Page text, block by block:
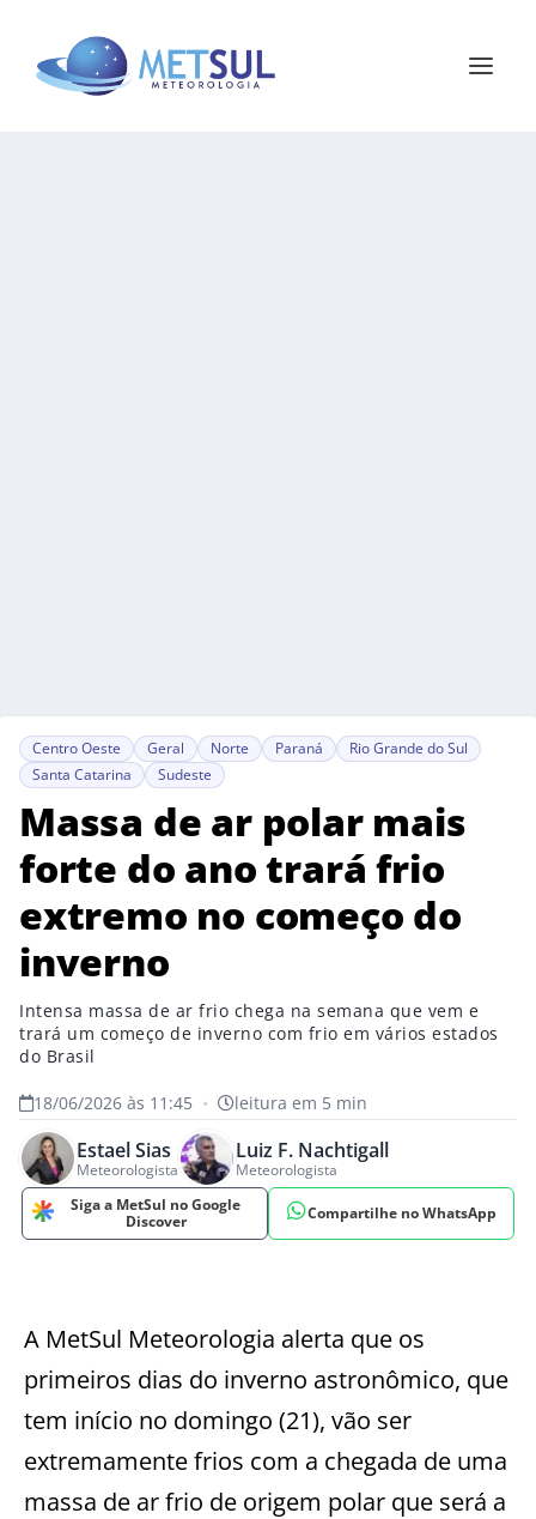
Centro Oeste Geral Norte Paraná
Rio Grande do Sul
Santa Catarina
Sudeste
Massa de ar polar mais
forte do ano trará frio
extremo no começo do
inverno
Intensa massa de ar frio chega na semana que vem e
trará um começo de inverno com frio em vários estados
do Brasil
18/06/2026 às 11:45 • leitura em 5 min
Estael Sias
Meteorologista
Luiz F. Nachtigall
Meteorologista
Siga a MetSul no Google
Discover
Compartilhe no WhatsApp
A MetSul Meteorologia alerta que os
primeiros dias do inverno astronômico, que
tem início no domingo (21), vão ser
extremamente frios com a chegada de uma
massa de ar frio de origem polar que será a